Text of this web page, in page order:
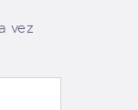
vez